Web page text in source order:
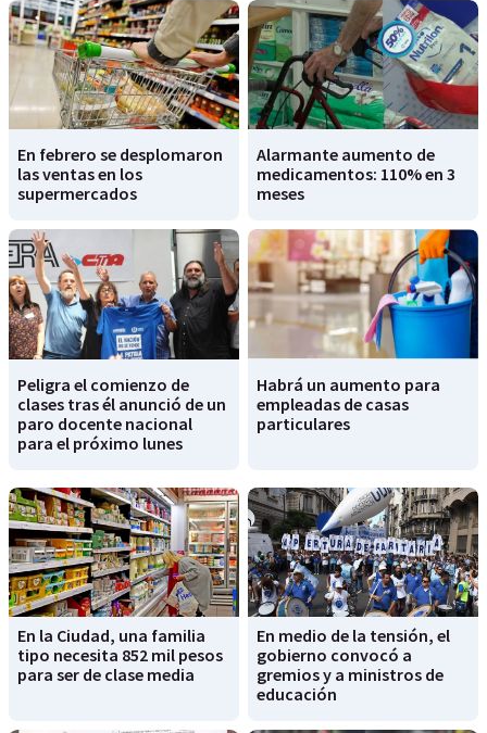
En febrero se desplomaron
las ventas en los
supermercados
Alarmante aumento de
medicamentos: 110% en 3
meses
Peligra el comienzo de
clases tras él anunció de un
paro docente nacional
para el próximo lunes
Habrá un aumento para
empleadas de casas
particulares
En la Ciudad, una familia
tipo necesita 852 mil pesos
para ser de clase media
En medio de la tensión, el
gobierno convocó a
gremios y a ministros de
educación